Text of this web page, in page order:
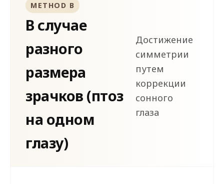
METHOD B
В случае
разного
размера
зрачков (птоз
на одном
глазу)
Достижение
симметрии
путем
коррекции
сонного
глаза